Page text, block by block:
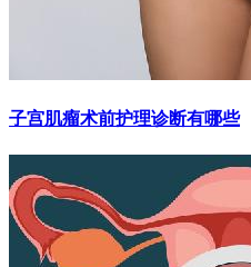
子宫肌瘤术前护理诊断有哪些